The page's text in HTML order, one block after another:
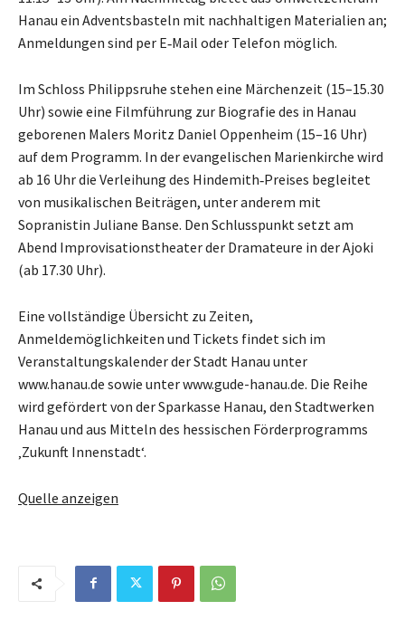
Hanau ein Adventsbasteln mit nachhaltigen Materialien an;
Anmeldungen sind per E‑Mail oder Telefon möglich.
Im Schloss Philippsruhe stehen eine Märchenzeit (15–15.30
Uhr) sowie eine Filmführung zur Biografie des in Hanau
geborenen Malers Moritz Daniel Oppenheim (15–16 Uhr)
auf dem Programm. In der evangelischen Marienkirche wird
ab 16 Uhr die Verleihung des Hindemith‑Preises begleitet
von musikalischen Beiträgen, unter anderem mit
Sopranistin Juliane Banse. Den Schlusspunkt setzt am
Abend Improvisationstheater der Dramateure in der Ajoki
(ab 17.30 Uhr).
Eine vollständige Übersicht zu Zeiten,
Anmeldemöglichkeiten und Tickets findet sich im
Veranstaltungskalender der Stadt Hanau unter
www.hanau.de sowie unter www.gude-hanau.de. Die Reihe
wird gefördert von der Sparkasse Hanau, den Stadtwerken
Hanau und aus Mitteln des hessischen Förderprogramms
‚Zukunft Innenstadt‘.
Quelle anzeigen